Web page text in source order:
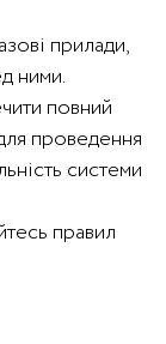
прилади,
ними.
повний
проведення
системи
правил